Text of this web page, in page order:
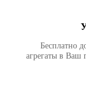
Бесплатно
агрегаты в Ваш